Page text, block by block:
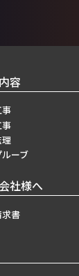
容
ーブ
社様へ
書